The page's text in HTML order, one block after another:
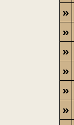
»
»
»
»
»
»